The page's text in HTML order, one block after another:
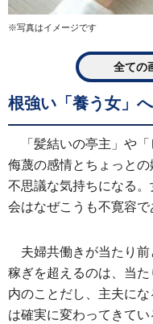
※写真はイメージです
全ての
根強い「養う女」
「髪結いの亭主」や
侮蔑の感情とちょっと
不思議な気持ちになる
会はなぜこうも不寛容で
夫婦共働きが当たり
稼ぎを超えるのは、当
内のことだし、主夫に
は確実に変わってきて